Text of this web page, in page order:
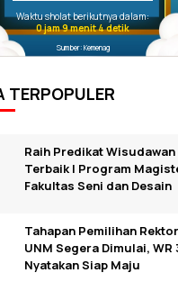
Waktu sholat berikutnya dalam:
0 jam 9 menit 4 detik
Sumber: Kemenag
TERPOPULER
Raih Predikat Wisudawan
Terbaik I Program
Fakultas Seni dan Desain
Tahapan Pemilihan Rektor
UNM Segera Dimulai, WR
Nyatakan Siap Maju